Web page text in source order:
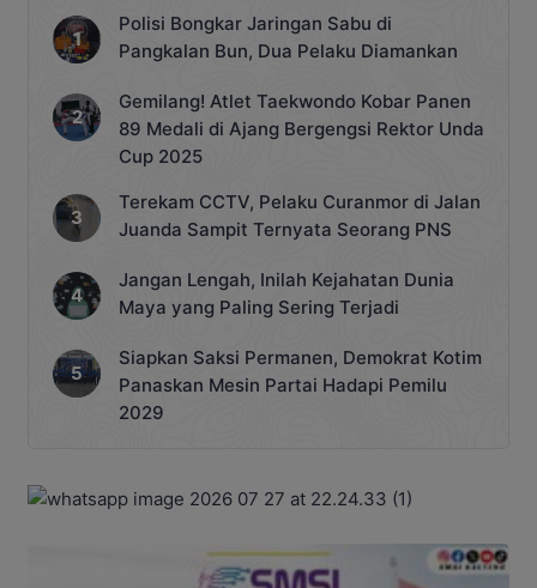
Polisi Bongkar Jaringan Sabu di
Pangkalan Bun, Dua Pelaku Diamankan
Gemilang! Atlet Taekwondo Kobar Panen
89 Medali di Ajang Bergengsi Rektor Unda
Cup 2025
Terekam CCTV, Pelaku Curanmor di Jalan
Juanda Sampit Ternyata Seorang PNS
Jangan Lengah, Inilah Kejahatan Dunia
Maya yang Paling Sering Terjadi
Siapkan Saksi Permanen, Demokrat Kotim
Panaskan Mesin Partai Hadapi Pemilu
2029